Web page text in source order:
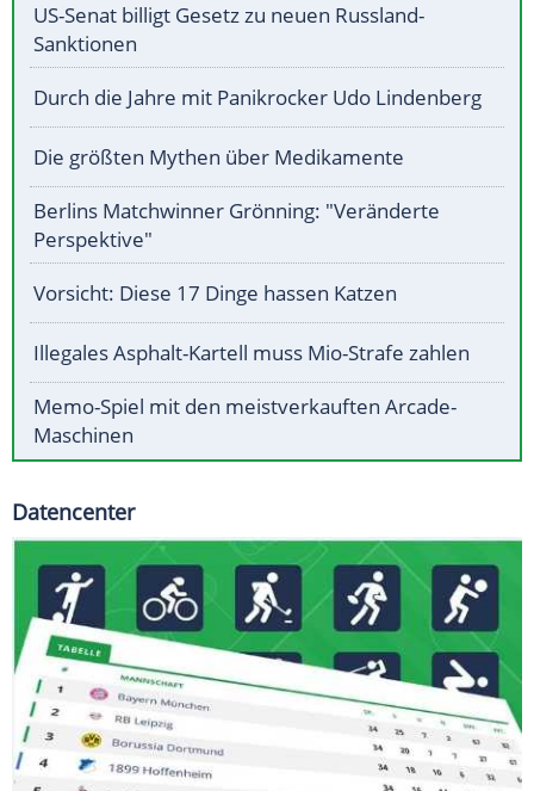
US-Senat billigt Gesetz zu neuen Russland-
Sanktionen
Durch die Jahre mit Panikrocker Udo Lindenberg
Die größten Mythen über Medikamente
Berlins Matchwinner Grönning: "Veränderte
Perspektive"
Vorsicht: Diese 17 Dinge hassen Katzen
Illegales Asphalt-Kartell muss Mio-Strafe zahlen
Memo-Spiel mit den meistverkauften Arcade-
Maschinen
Datencenter